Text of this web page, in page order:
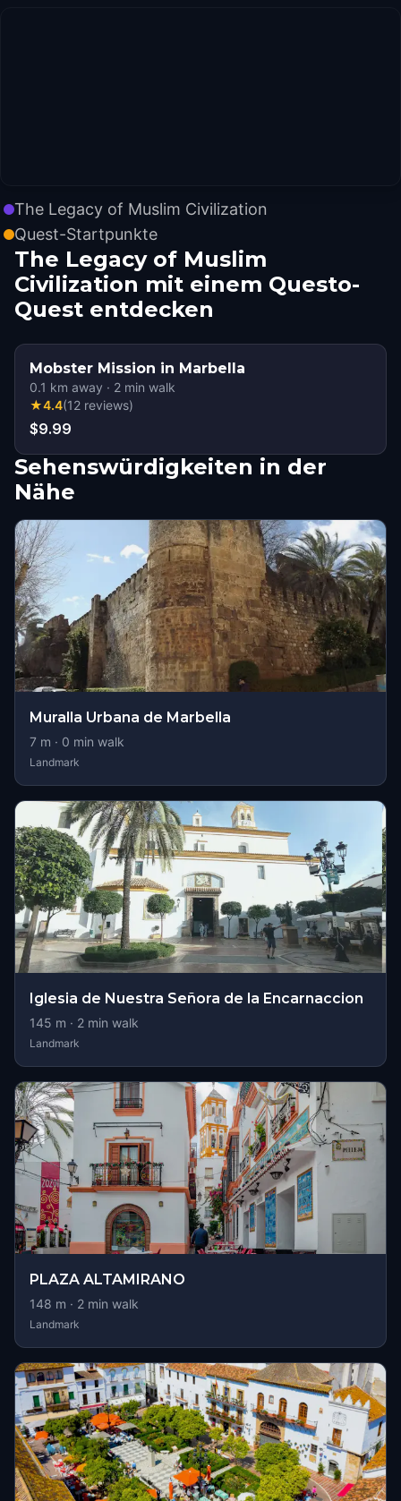
The Legacy of Muslim Civilization
Quest-Startpunkte
The Legacy of Muslim
Civilization mit einem Questo-
Quest entdecken
Mobster Mission in Marbella
0.1 km away · 2 min walk
★4.4(12 reviews)
$9.99
Sehenswürdigkeiten in der
Nähe
Muralla Urbana de Marbella
7 m · 0 min walk
Landmark
Iglesia de Nuestra Señora de la Encarnaccion
145 m · 2 min walk
Landmark
PLAZA ALTAMIRANO
148 m · 2 min walk
Landmark